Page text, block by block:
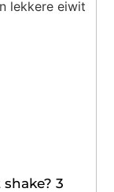
3